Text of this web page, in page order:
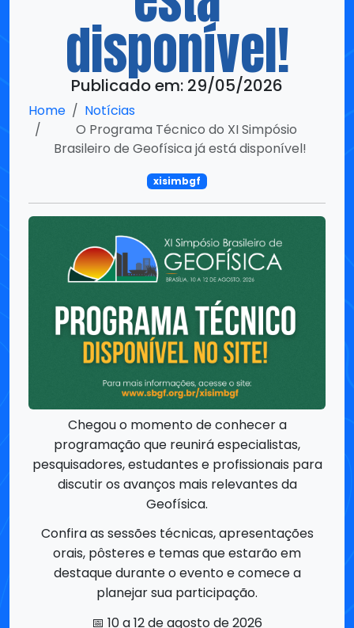
Publicado em: 29/05/2026
Notícias
O Programa Técnico do XI Simpósio
Brasileiro de Geofísica já está disponível!
Chegou o momento de conhecer a
programação que reunirá especialistas,
pesquisadores, estudantes e profissionais para
discutir os avanços mais relevantes da
Geofísica.
Confira as sessões técnicas, apresentações
orais, pôsteres e temas que estarão em
destaque durante o evento e comece a
planejar sua participação.
📅 10 a 12 de agosto de 2026
📍 Brasília – DF
Acesse o programa completo e saiba mais